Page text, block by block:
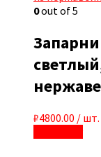
0out of 5
₽4800.00 / шт.